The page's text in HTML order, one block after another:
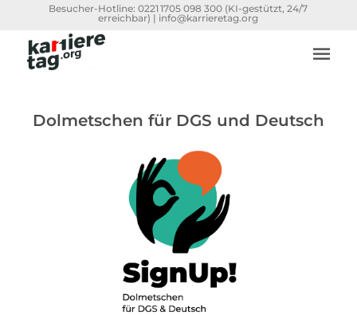
Besucher-Hotline:0221 1705 098 300 (KI-gestützt, 24/7
erreichbar) | info@karrieretag.org
Dolmetschen für DGS und Deutsch